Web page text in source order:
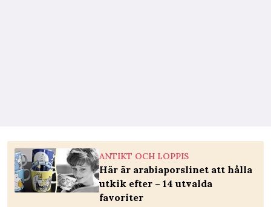
ANTIKT OCH LOPPIS
Här är arabiaporslinet att hålla
utkik efter – 14 utvalda
favoriter